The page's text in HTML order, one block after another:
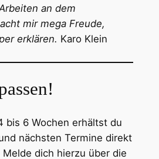
an dem
mir mega Freude,
erklären. Karo Klein
bis 6 Wochen erhältst du
nächsten Termine direkt
dich hierzu über die